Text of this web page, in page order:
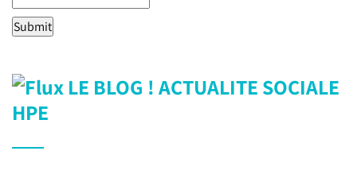
LE BLOG ! ACTUALITE SOCIALE
HPE